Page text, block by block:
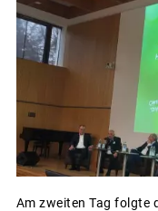
Am zweiten Tag folgte